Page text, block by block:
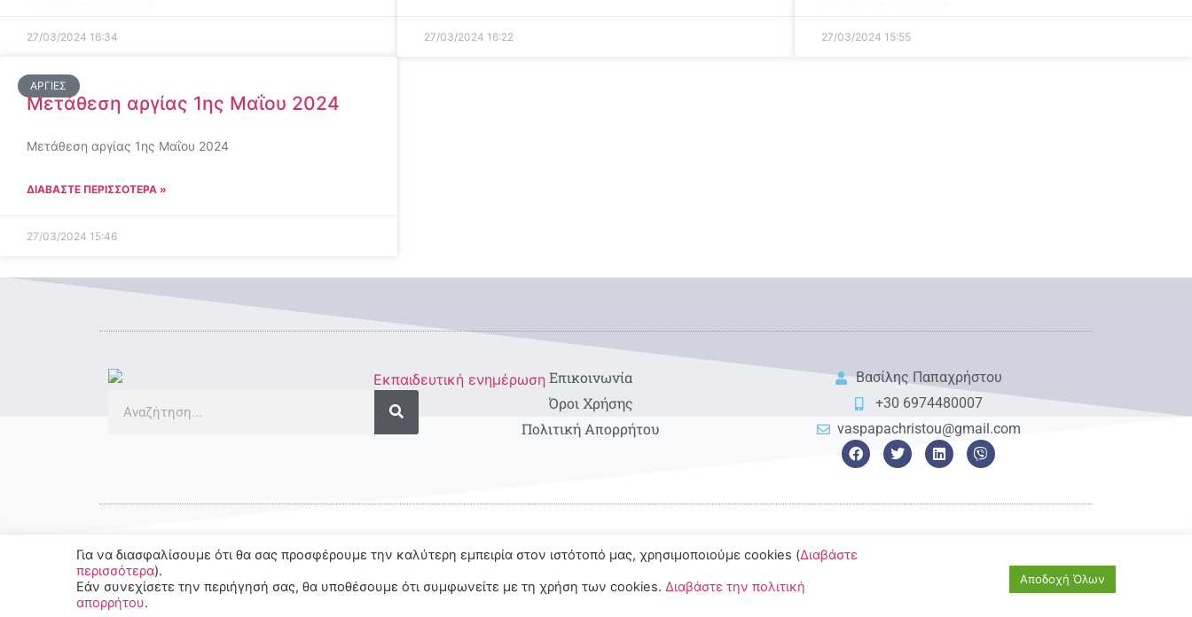
27/03/2024 16:34 27/03/2024 16:22 27/03/2024 15:55
ΑΡΓΊΕΣ
Μετάθεση αργίας 1ης Μαΐου 2024
Μετάθεση αργίας 1ης Μαΐου 2024
ΔΙΑΒΑΣΤΕ ΠΕΡΙΣΣΟΤΕΡΑ »
27/03/2024 15:46
Eπικοινωνία
Όροι Χρήσης
Πολιτική Απορρήτου
Βασίλης Παπαχρήστου
+30 6974480007
vaspapachristou@gmail.com
© 2022-2025 All rights Reserved.
Για να διασφαλίσουμε ότι θα σας προσφέρουμε την καλύτερη εμπειρία στον ιστότοπό μας, χρησιμοποιούμε cookies (Διαβάστε
περισσότερα).
Εάν συνεχίσετε την περιήγησή σας, θα υποθέσουμε ότι συμφωνείτε με τη χρήση των cookies. Διαβάστε την πολιτική
απορρήτου.
Αποδοχή Όλων